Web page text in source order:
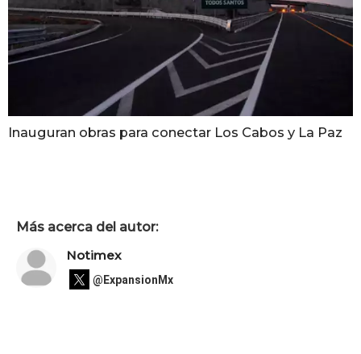
Inauguran obras para conectar Los Cabos y La Paz
Más acerca del autor:
Notimex
@ExpansionMx